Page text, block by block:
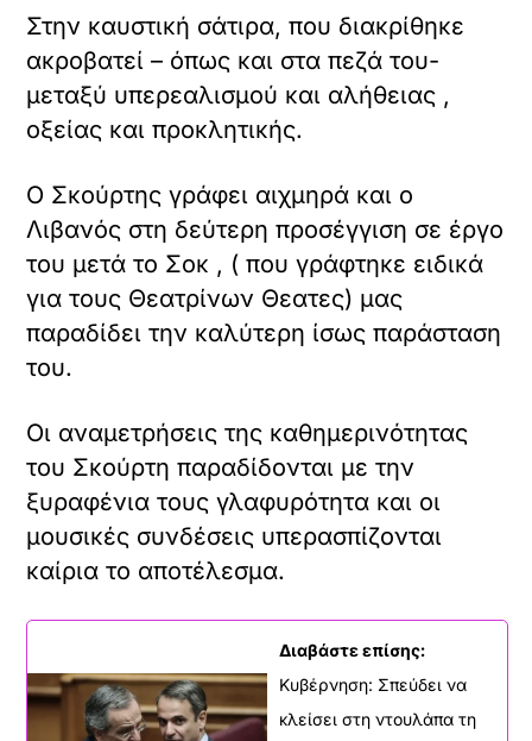
Στην καυστική σάτιρα, που διακρίθηκε
ακροβατεί – όπως και στα πεζά του-
μεταξύ υπερεαλισμού και αλήθειας ,
οξείας και προκλητικής.
Ο Σκούρτης γράφει αιχμηρά και ο
Λιβανός στη δεύτερη προσέγγιση σε έργο
του μετά το Σοκ , ( που γράφτηκε ειδικά
για τους Θεατρίνων Θεατες) μας
παραδίδει την καλύτερη ίσως παράσταση
του.
Οι αναμετρήσεις της καθημερινότητας
του Σκούρτη παραδίδονται με την
ξυραφένια τους γλαφυρότητα και οι
μουσικές συνδέσεις υπερασπίζονται
καίρια το αποτέλεσμα.
Διαβάστε επίσης:
Κυβέρνηση: Σπεύδει να
κλείσει στη ντουλάπα τη